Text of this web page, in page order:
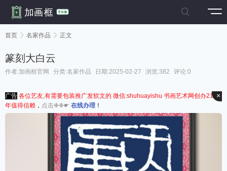

首页  名家作品  正文
篆刻大白云
作者:加画框官网 分类:名家作品 日期:2025-02-27 浏览:382 评论:0
广告 各位艺友,有需要包装推广发软文的 微信:shuhuayishu 书画艺术网创办21周
年值得信赖 ， 点击❉❉☛ 在线办理 ！
×